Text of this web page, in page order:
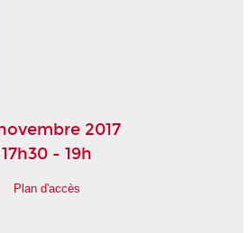
2017
17h30 - 19h
Plan d'accès